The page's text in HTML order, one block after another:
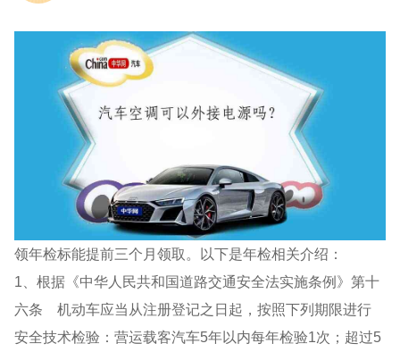
领年检标能提前三个月领取。以下是年检相关介绍：
1、根据《中华人民共和国道路交通安全法实施条例》第十
六条 机动车应当从注册登记之日起，按照下列期限进行
安全技术检验：营运载客汽车5年以内每年检验1次；超过5